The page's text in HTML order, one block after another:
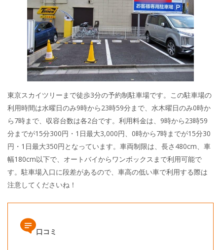
東京スカイツリーまで徒歩3分の予約制駐車場です。この駐車場の
利用時間は水曜日のみ9時から23時59分まで、水木曜日のみ0時か
ら7時まで、収容台数は各2台です。利用料金は、9時から23時59
分までが15分300円・1日最大3,000円、0時から7時までが15分30
円・1日最大350円となっています。車両制限は、長さ480cm、車
幅180cm以下で、オートバイからワンボックスまで利用可能で
す。駐車場入口に段差があるので、車高の低い車で利用する際は
注意してくださいね！
口コミ